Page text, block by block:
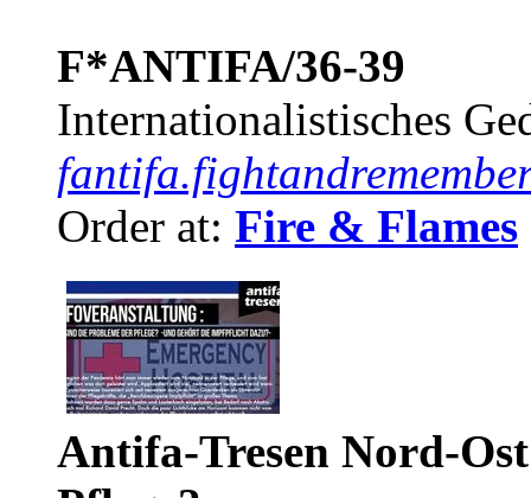
F*ANTIFA/36-39
Internationalistisches
Order at: Fire & Flames
Antifa-Tresen Nord-